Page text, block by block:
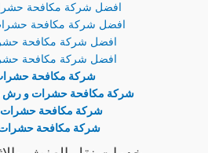
افضل شركة مكافحة
افضل شركة مكافحة
افضل شركة مكافحة
افضل شركة مكافحة
شركة مكافحة
شركة مكافحة حشرات و رش
شركة مكافحة حشرات
شركة مكافحة حشرات